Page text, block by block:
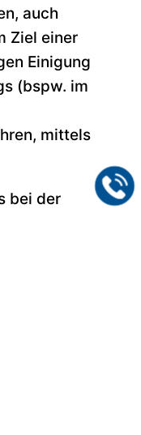
auch
Ziel einer
Einigung
(bspw. im
mittels
bei der